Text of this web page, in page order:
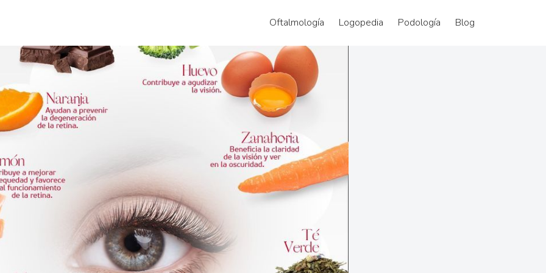
Oftalmología Logopedia Podología Blog